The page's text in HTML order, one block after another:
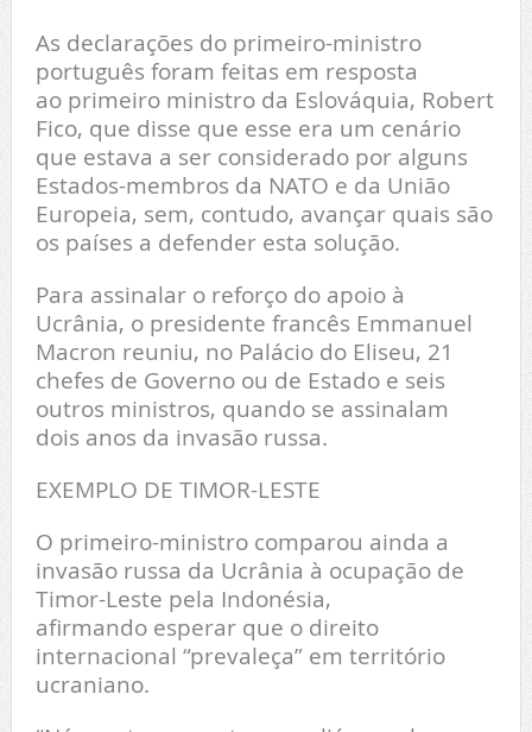
As declarações do primeiro-ministro
português foram feitas em resposta
ao primeiro ministro da Eslováquia, Robert
Fico, que disse que esse era um cenário
que estava a ser considerado por alguns
Estados-membros da NATO e da União
Europeia, sem, contudo, avançar quais são
os países a defender esta solução.
Para assinalar o reforço do apoio à
Ucrânia, o presidente francês Emmanuel
Macron reuniu, no Palácio do Eliseu, 21
chefes de Governo ou de Estado e seis
outros ministros, quando se assinalam
dois anos da invasão russa.
EXEMPLO DE TIMOR-LESTE
O primeiro-ministro comparou ainda a
invasão russa da Ucrânia à ocupação de
Timor-Leste pela Indonésia,
afirmando esperar que o direito
internacional “prevaleça” em território
ucraniano.